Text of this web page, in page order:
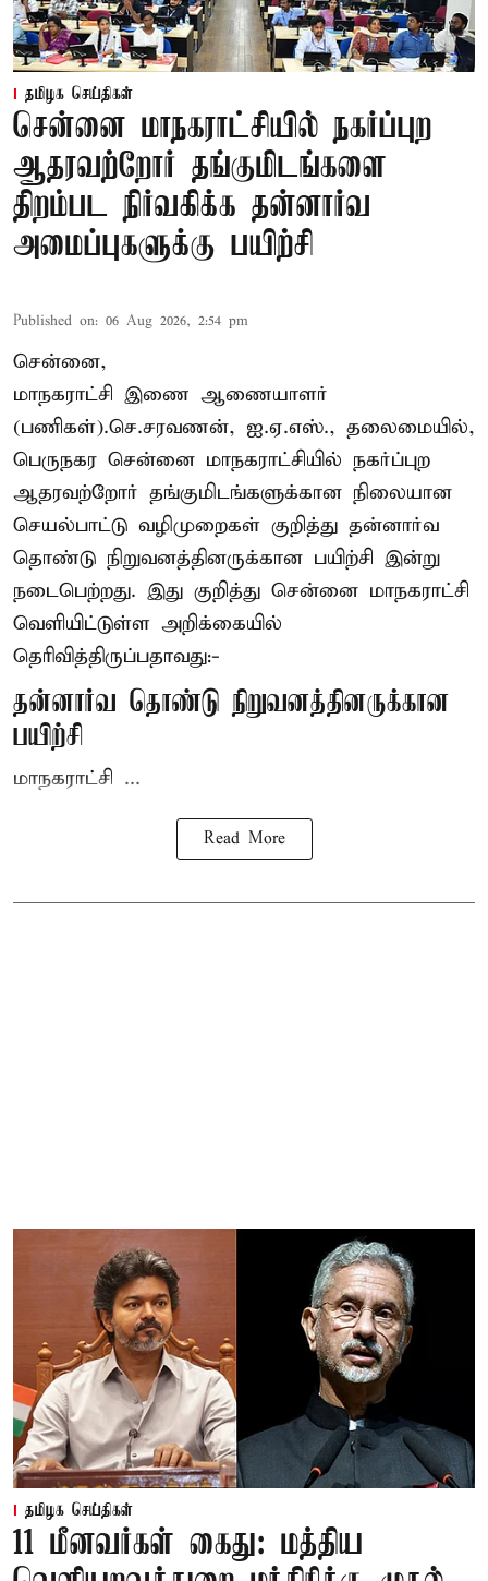
தமிழக செய்திகள்
சென்னை மாநகராட்சியில் நகர்ப்புற
ஆதரவற்றோர் தங்குமிடங்களை
திறம்பட நிர்வகிக்க தன்னார்வ
அமைப்புகளுக்கு பயிற்சி
Published on: 06 Aug 2026, 2:54 pm
சென்னை,
மாநகராட்சி இணை ஆணையாளர்
(பணிகள்).செ.சரவணன், ஐ.ஏ.எஸ்., தலைமையில்,
பெருநகர சென்னை மாநகராட்சியில் நகர்ப்புற
ஆதரவற்றோர் தங்குமிடங்களுக்கான நிலையான
செயல்பாட்டு வழிமுறைகள் குறித்து தன்னார்வ
தொண்டு நிறுவனத்தினருக்கான பயிற்சி இன்று
நடைபெற்றது. இது குறித்து சென்னை மாநகராட்சி
வெளியிட்டுள்ள அறிக்கையில்
தெரிவித்திருப்பதாவது:-
தன்னார்வ தொண்டு நிறுவனத்தினருக்கான
பயிற்சி
மாநகராட்சி ...
Read More
தமிழக செய்திகள்
11 மீனவர்கள் கைது: மத்திய